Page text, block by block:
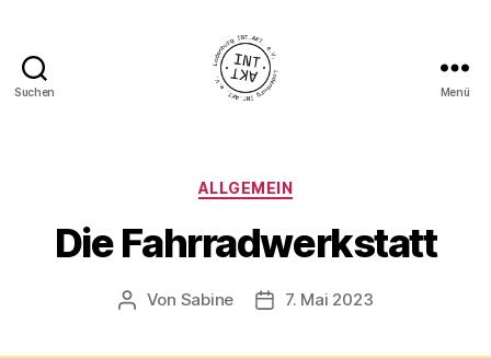
Suchen
V.
Menü
Kategorien
ALLGEMEIN
Die Fahrradwerkstatt
Beitragsautor
Von Sabine Veröffentlichungsdatum
7. Mai 2023